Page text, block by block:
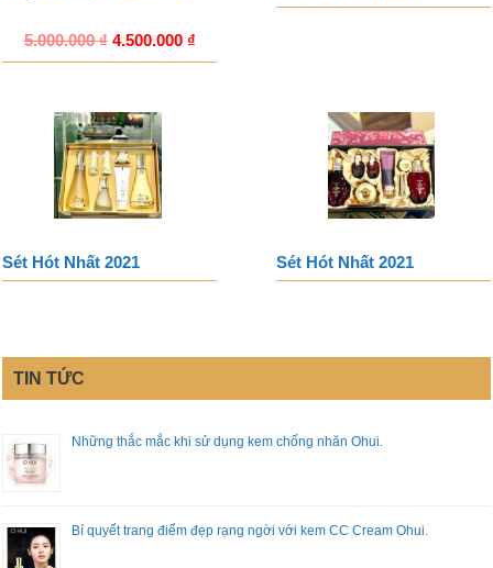
5.000.000₫ 4.500.000 ₫
Sét Hót Nhất 2021 Sét Hót Nhất 2021
TIN TỨC
Những thắc mắc khi sử dụng kem chống nhăn Ohui.
Bí quyết trang điểm đẹp rạng ngời với kem CC Cream Ohui.